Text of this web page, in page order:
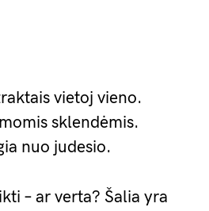
vietoj vieno.
sklendėmis.
nuo judesio.
– ar verta? Šalia yra